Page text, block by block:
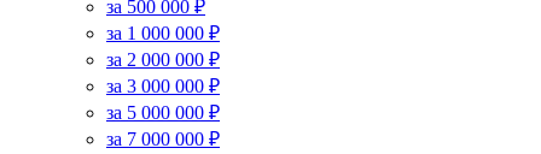
за 500 000 ₽
за 1 000 000 ₽
за 2 000 000 ₽
за 3 000 000 ₽
за 5 000 000 ₽
за 7 000 000 ₽